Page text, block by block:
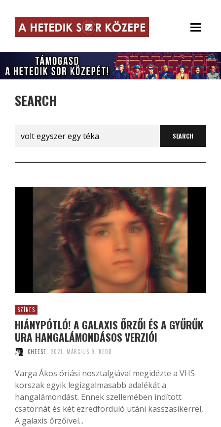
SEARCH
Search
for:
SZÍNES
HIÁNYPÓTLÓ! A GALAXIS ŐRZŐI ÉS A GYŰRŰK
URA HANGALÁMONDÁSOS VERZIÓI
CHEESE 2021. MÁRCIUS 9. KEDD
Varga Ákos óriási nosztalgiával megidézte a VHS-
korszak egyik legizgalmasabb adalékát a
hangalámondást. Ennek szellemében indított
csatornát és két ezredforduló utáni kasszasikerrel,
A galaxis őrzőivel...